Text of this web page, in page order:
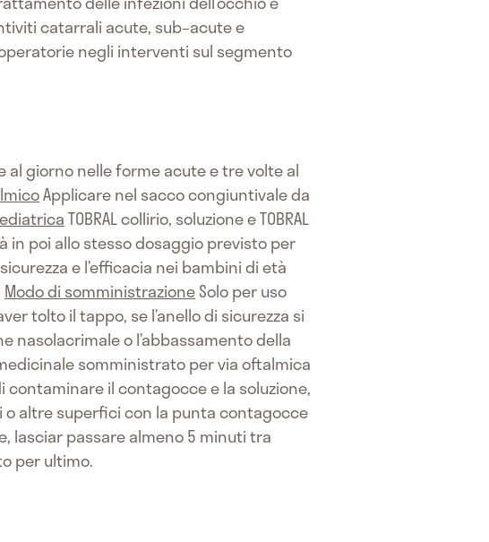
catarrali acute, sub–acute e
negli interventi sul segmento
giorno nelle forme acute e tre volte al
Applicare nel sacco congiuntivale da
TOBRAL collirio, soluzione e TOBRAL
in poi allo stesso dosaggio previsto per
e l’efficacia nei bambini di età
Modo di somministrazioneSolo per uso
tolto il tappo, se l’anello di sicurezza si
nasolacrimale o l’abbassamento della
somministrato per via oftalmica
il contagocce e la soluzione,
altre superfici con la punta contagocce
lasciar passare almeno 5 minuti tra
per ultimo.